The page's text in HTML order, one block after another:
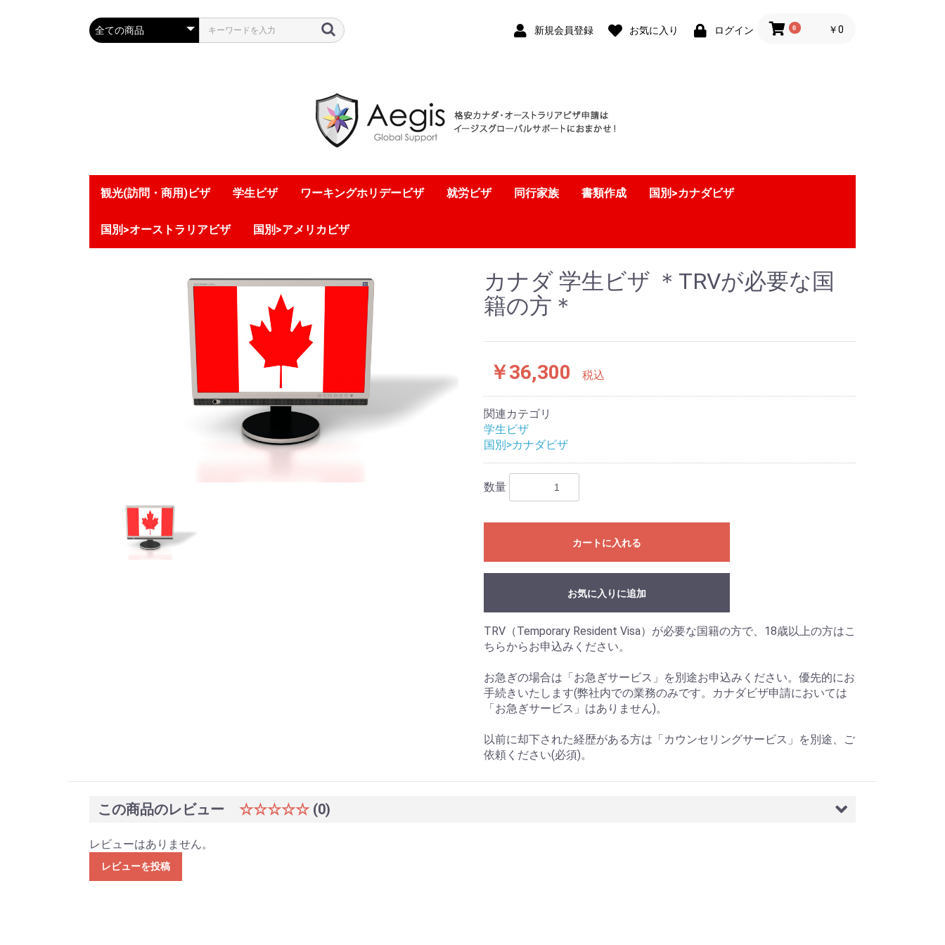
新規会員登録 お気に入り ログイン 0 ￥0
観光(訪問・商用)ビザ 学生ビザ ワーキングホリデービザ 就労ビザ 同行家族 書類作成 国別>カナダビザ
国別>オーストラリアビザ 国別>アメリカビザ
カナダ 学生ビザ ＊TRVが必要な国
籍の方＊
￥36,300 税込
関連カテゴリ
学生ビザ
国別>カナダビザ
数量
カートに入れる
お気に入りに追加
TRV（Temporary Resident Visa）が必要な国籍の方で、18歳以上の方はこ
ちらからお申込みください。
お急ぎの場合は「お急ぎサービス」を別途お申込みください。優先的にお
手続きいたします(弊社内での業務のみです。カナダビザ申請においては
「お急ぎサービス」はありません)。
以前に却下された経歴がある方は「カウンセリングサービス」を別途、ご
依頼ください(必須)。
この商品のレビュー ☆☆☆☆☆ (0)
レビューはありません。
レビューを投稿